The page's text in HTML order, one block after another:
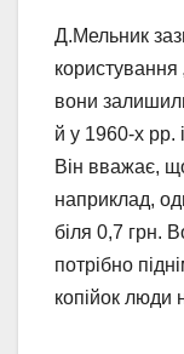
Д.Мельник
користування
вони
й у 1960-х рр.
Він вважає,
наприклад,
біля 0,7 грн.
потрібно
копійок люди